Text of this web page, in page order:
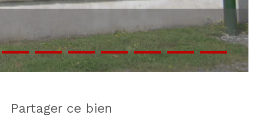
partager ce bien